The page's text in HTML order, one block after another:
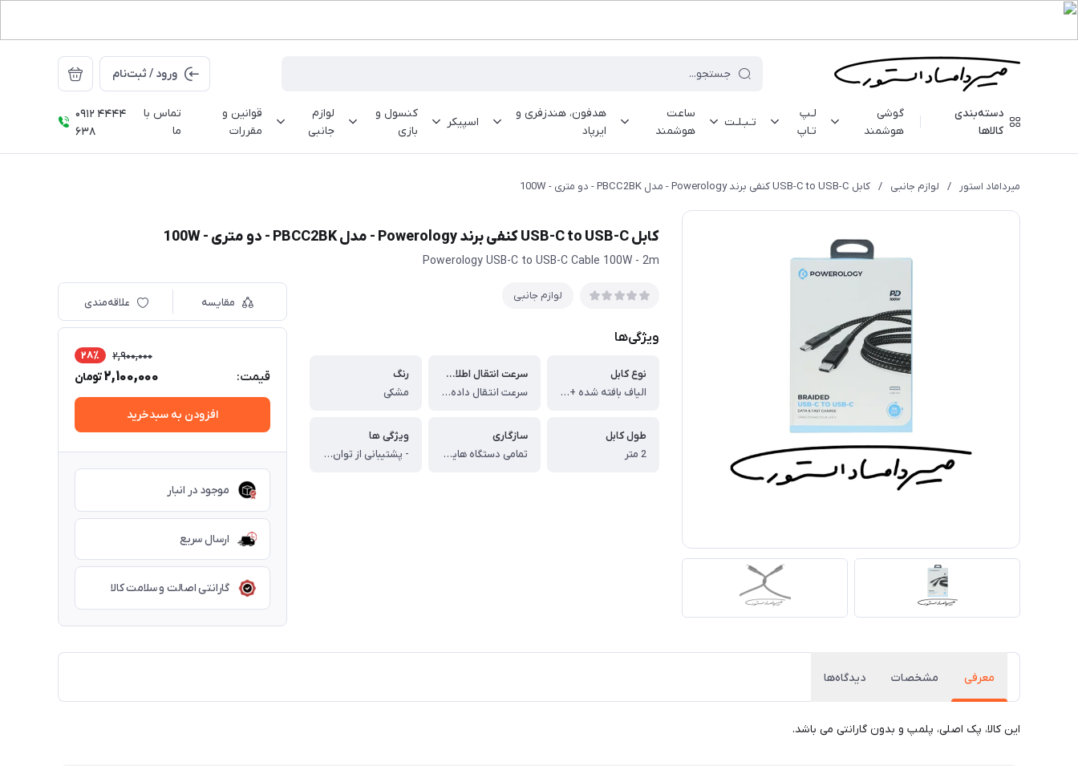
ورود / ثبت‌نام
دسته‌بندی
کالاها
گوشی
هوشمند
لـپ
تـاپ
تـبـلـت
ساعت
هوشمند
هدفون، هندزفری و
ایرپاد
اسپیکر
کنسول و
بازی
لوازم
جانبی
قوانین و
مقررات
تماس با
ما
0912 4444
638
میرداماد استور / لوازم جانبی / کابل USB-C to USB-C کنفی برند Powerology - مدل PBCC2BK - دو متری - 100W
کابل USB-C to USB-C کنفی برند Powerology - مدل PBCC2BK - دو متری - 100W
Powerology USB-C to USB-C Cable 100W - 2m
لوازم جانبی
ویژگی‌ها
نوع کابل
الیاف بافته شده + PVC
سرعت انتقال اطلاعات
سرعت انتقال داده 480 مگابایت در هر ثانیه
رنگ
مشکی
طول کابل
2 متر
سازگاری
تمامی دستگاه هایی خروجی تایپ سی دارند
ویژگی ها
- پشتیبانی از توان تا 100 وات ، - سازگار با شارژ سریع ، - شارژ 0 تا 60 درصد در 30 دقیقه ، - دارای کابل مستحکم با دارای روکش کنفی
مقایسه علاقه‌مندی
قیمت:
2,900,000 28٪
2,100,000تومان
افزودن به سبدخرید
موجود در انبار
ارسال سریع
گارانتی اصالت و سلامت کالا
معرفی مشخصات دیدگاه‌ها
این کالا، پک اصلی، پلمپ و بدون گارانتی می باشد.